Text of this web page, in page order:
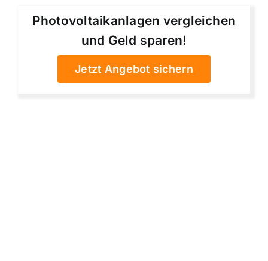
Photovoltaikanlagen vergleichen
und Geld sparen!
Jetzt Angebot sichern